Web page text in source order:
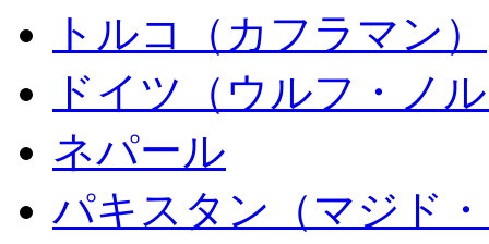
トルコ（カフラマン）
ドイツ（ウルフ・ノ
ネパール
パキスタン（マジド